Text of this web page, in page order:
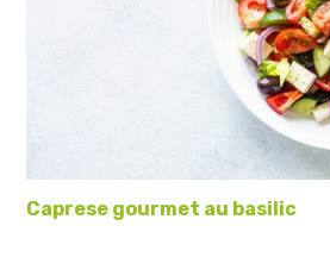
Caprese gourmet au basilic